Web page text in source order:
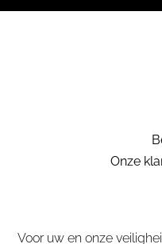
Onze
Voor uw en onze